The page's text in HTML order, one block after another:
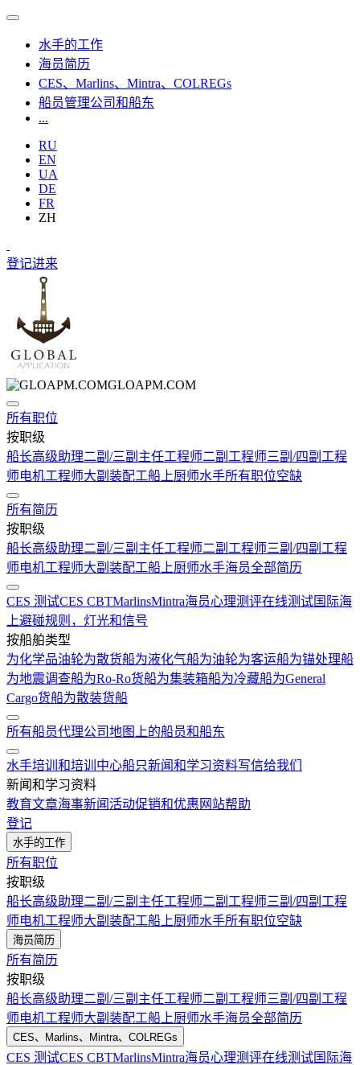
水手的工作
海员简历
CES、Marlins、Mintra、COLREGs
船员管理公司和船东
...
RU
EN
UA
DE
FR
ZH
登记进来
GLOAPM.COM
所有职位
按职级
船长高级助理二副/三副 主任工程师二副工程师三副/四副工程
师电机工程师大副 装配工船上厨师水手所有职位空缺
所有简历
按职级
船长高级助理二副/三副 主任工程师二副工程师三副/四副工程
师电机工程师大副 装配工船上厨师水手海员全部简历
CES 测试CES CBTMarlinsMintra海员心理测评在线测试国际海
上避碰规则，灯光和信号
按船舶类型
为化学品油轮为散货船为液化气船为油轮为客运船为锚处理船
为地震调查船为Ro-Ro货船为集装箱船为冷藏船为General
Cargo货船为散装货船
所有船员代理公司地图上的船员和船东
水手培训和培训中心船只新闻和学习资料写信给我们
新闻和学习资料
教育文章海事新闻活动促销和优惠 网站帮助
登记
水手的工作
所有职位
按职级
船长高级助理二副/三副 主任工程师二副工程师三副/四副工程
师电机工程师大副 装配工船上厨师水手所有职位空缺
海员简历
所有简历
按职级
船长高级助理二副/三副 主任工程师二副工程师三副/四副工程
师电机工程师大副 装配工船上厨师水手海员全部简历
CES、Marlins、Mintra、COLREGs
CES 测试CES CBTMarlinsMintra海员心理测评在线测试国际海